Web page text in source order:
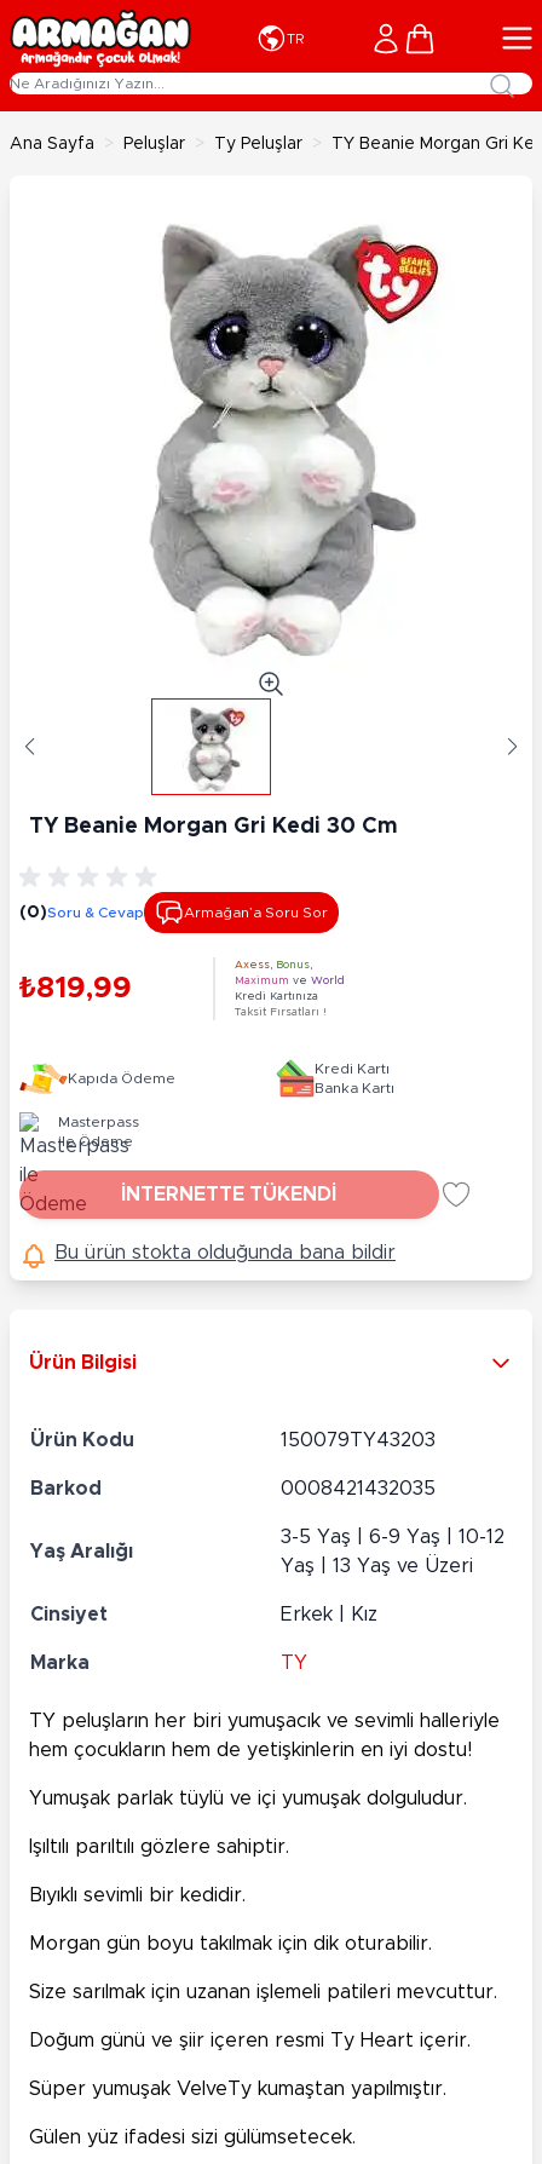
İçeriğe geç
TR Cart
Ana Sayfa > Peluşlar > Ty Peluşlar > TY Beanie Morgan Gri
TY Beanie Morgan Gri Kedi 30 Cm
(0)Soru & Cevap Armağan’a Soru Sor
₺819,99
Axess Bonus
Maximum ve World
Kredi Kartınıza
Taksit Fırsatları !
Kapıda Ödeme
Kredi Kartı
Banka Kartı
Masterpass
ile Ödeme
İNTERNETTE TÜKENDİ
Bu ürün stokta olduğunda bana bildir
Ürün Bilgisi
Ürün Kodu 150079TY43203
Barkod 0008421432035
Yaş Aralığı
3-5 Yaş | 6-9 Yaş | 10-12
Yaş | 13 Yaş ve Üzeri
Cinsiyet Erkek | Kız
Marka TY
TY peluşların her biri yumuşacık ve sevimli halleriyle
hem çocukların hem de yetişkinlerin en iyi dostu!
Yumuşak parlak tüylü ve içi yumuşak dolguludur.
Işıltılı parıltılı gözlere sahiptir.
Bıyıklı sevimli bir kedidir.
Morgan gün boyu takılmak için dik oturabilir.
Size sarılmak için uzanan işlemeli patileri mevcuttur.
Doğum günü ve şiir içeren resmi Ty Heart içerir.
Süper yumuşak VelveTy kumaştan yapılmıştır.
Gülen yüz ifadesi sizi gülümsetecek.